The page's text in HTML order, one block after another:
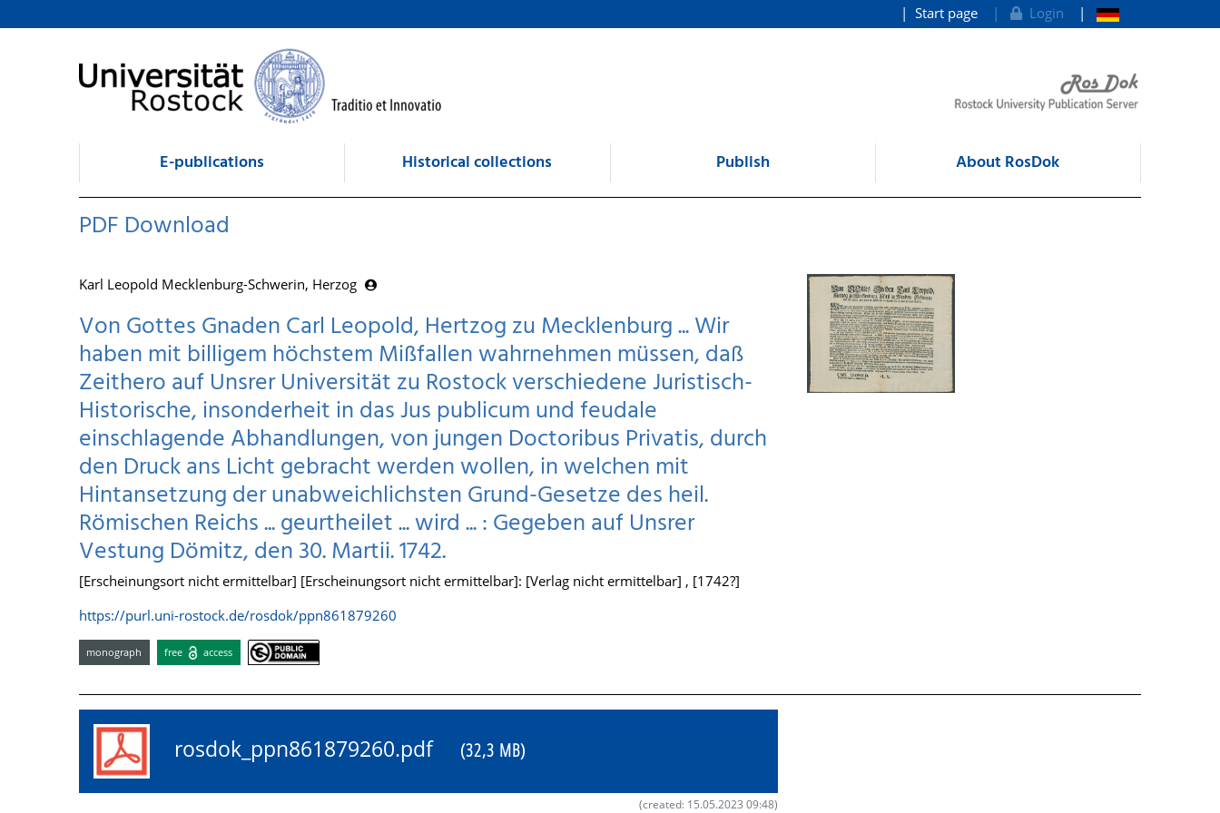
goto contents
Start page Login
E-publications Historical collections Publish About RosDok
PDF Download
Karl Leopold Mecklenburg-Schwerin, Herzog
Von Gottes Gnaden Carl Leopold, Hertzog zu Mecklenburg ... Wir
haben mit billigem höchstem Mißfallen wahrnehmen müssen, daß
Zeithero auf Unsrer Universität zu Rostock verschiedene Juristisch-
Historische, insonderheit in das Jus publicum und feudale
einschlagende Abhandlungen, von jungen Doctoribus Privatis, durch
den Druck ans Licht gebracht werden wollen, in welchen mit
Hintansetzung der unabweichlichsten Grund-Gesetze des heil.
Römischen Reichs ... geurtheilet ... wird ... : Gegeben auf Unsrer
Vestung Dömitz, den 30. Martii. 1742.
[Erscheinungsort nicht ermittelbar] [Erscheinungsort nicht ermittelbar]: [Verlag nicht ermittelbar] , [1742?]
https://purl.uni-rostock.de/rosdok/ppn861879260
monograph free access
rosdok_ppn861879260.pdf (32,3 MB)
(created: 15.05.2023 09:48)